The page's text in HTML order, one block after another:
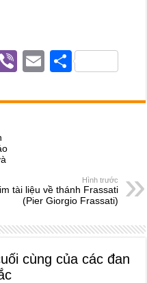
Vi
er
E
ail
S
ar
Hình trước
tài liệu về thánh Frassati
(Pier Giorgio Frassati)
cùng của các đan